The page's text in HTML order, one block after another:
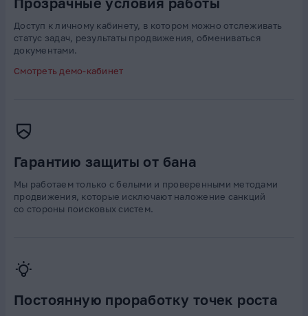
Доступ к личному кабинету, в котором можно отслеживать
статус задач, результаты продвижения, обмениваться
документами.
Смотреть демо-кабинет
Гарантию защиты от бана
Мы работаем только с белыми и проверенными методами
продвижения, которые исключают наложение санкций
со стороны поисковых систем.
Постоянную проработку точек роста